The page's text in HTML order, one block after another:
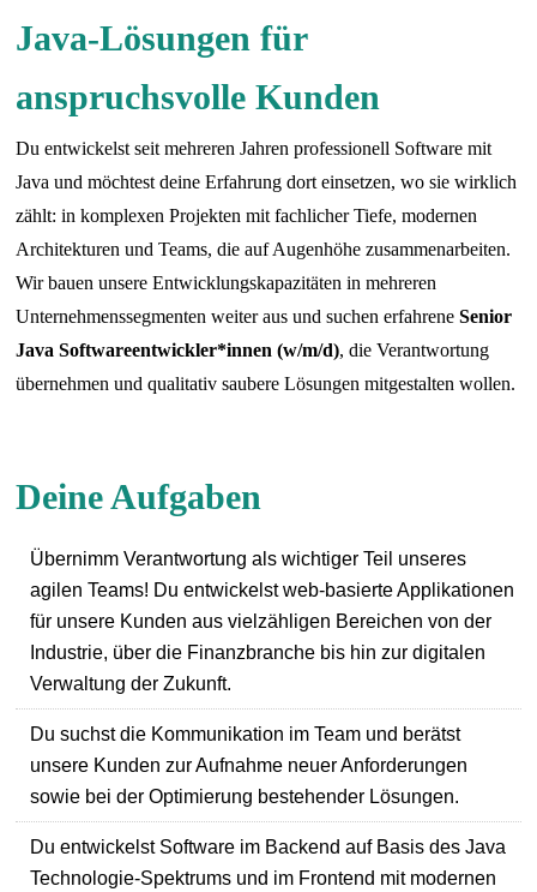
Java-Lösungen für
anspruchsvolle Kunden
Du entwickelst seit mehreren Jahren professionell Software mit
Java und möchtest deine Erfahrung dort einsetzen, wo sie wirklich
zählt: in komplexen Projekten mit fachlicher Tiefe, modernen
Architekturen und Teams, die auf Augenhöhe zusammenarbeiten.
Wir bauen unsere Entwicklungskapazitäten in mehreren
Unternehmenssegmenten weiter aus und suchen erfahrene Senior
Java Softwareentwickler*innen (w/m/d), die Verantwortung
übernehmen und qualitativ saubere Lösungen mitgestalten wollen.
Deine Aufgaben
Übernimm Verantwortung als wichtiger Teil unseres
agilen Teams! Du entwickelst web-basierte Applikationen
für unsere Kunden aus vielzähligen Bereichen von der
Industrie, über die Finanzbranche bis hin zur digitalen
Verwaltung der Zukunft.
Du suchst die Kommunikation im Team und berätst
unsere Kunden zur Aufnahme neuer Anforderungen
sowie bei der Optimierung bestehender Lösungen.
Du entwickelst Software im Backend auf Basis des Java
Technologie-Spektrums und im Frontend mit modernen